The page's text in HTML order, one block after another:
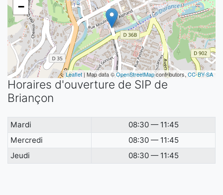
−
Leaflet | Map data ©OpenStreetMapcontributors, CC-BY-SA
Horaires d'ouverture de SIP de
Briançon
Mardi
08:30 — 11:45
Mercredi
08:30 — 11:45
Jeudi
08:30 — 11:45